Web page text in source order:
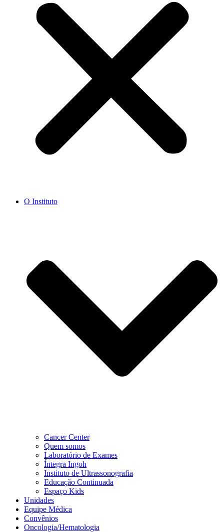
O Instituto
Cancer Center
Quem somos
Laboratório de Exames
Íntegra Ingoh
Instituto de Ultrassonografia
Educação Continuada
Espaço Kids
Unidades
Equipe Médica
Convênios
Oncologia/Hematologia